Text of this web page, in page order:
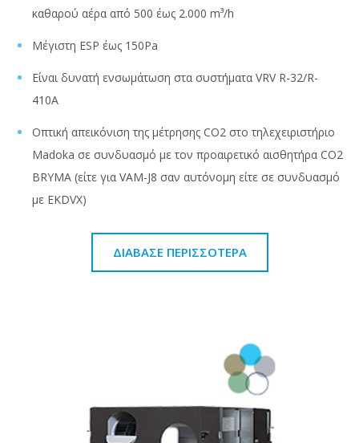
καθαρού αέρα από 500 έως 2.000 m³/h
Μέγιστη ESP έως 150Pa
Είναι δυνατή ενσωμάτωση στα συστήματα VRV R-32/R-
410A
Οπτική απεικόνιση της μέτρησης CO2 στο τηλεχειριστήριο
Madoka σε συνδυασμό με τον προαιρετικό αισθητήρα CO2
BRYMA (είτε για VAM-J8 σαν αυτόνομη είτε σε συνδυασμό
με EKDVX)
ΔΙΆΒΑΣΕ ΠΕΡΙΣΣΌΤΕΡΑ